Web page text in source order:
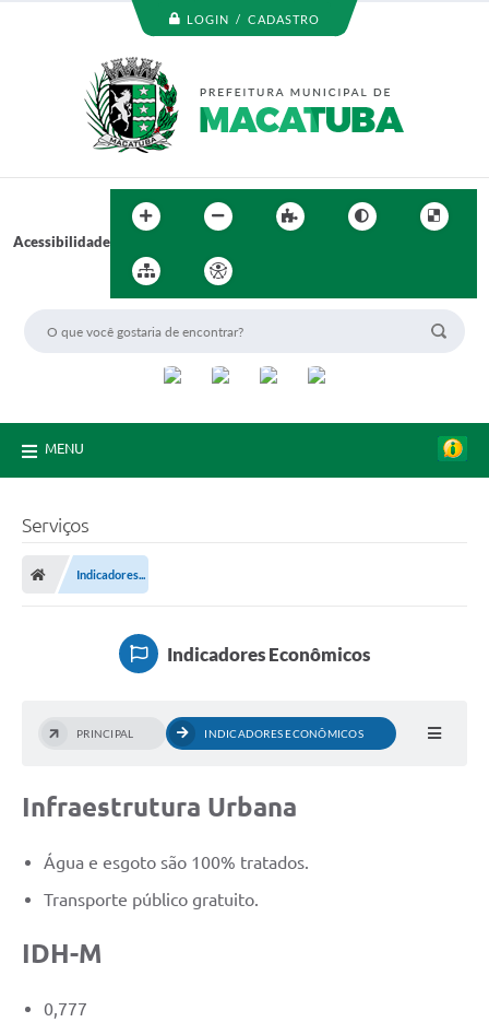
LOGIN / CADASTRO
Acessibilidade
MENU
Serviços
Indicadores...
Indicadores Econômicos
PRINCIPAL INDICADORES ECONÔMICOS
Infraestrutura Urbana
Água e esgoto são 100% tratados.
Transporte público gratuito.
IDH-M
0,777